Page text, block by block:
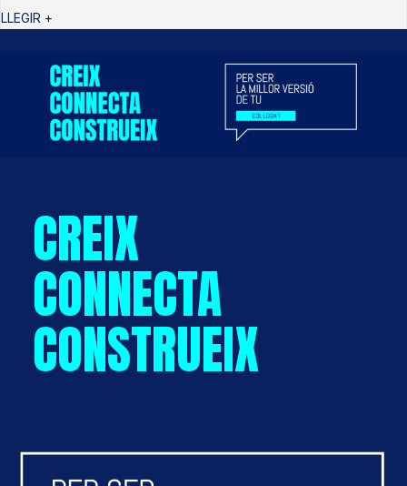
LLEGIR +
CREIX
CONNECTA
CONSTRUEIX